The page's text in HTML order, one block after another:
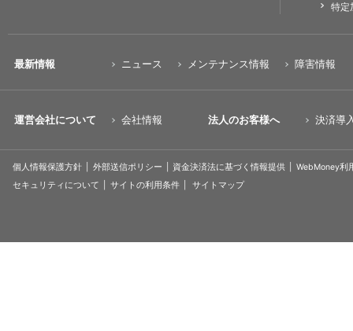
特定
最新情報 ニュース メンテナンス情報 障害情報
運営会社について 会社情報 法人のお客様へ 決済導
個人情報保護方針 外部送信ポリシー 資金決済法に基づく情報提供
WebMoney利
セキュリティについて
サイトの利用条件 サイトマップ